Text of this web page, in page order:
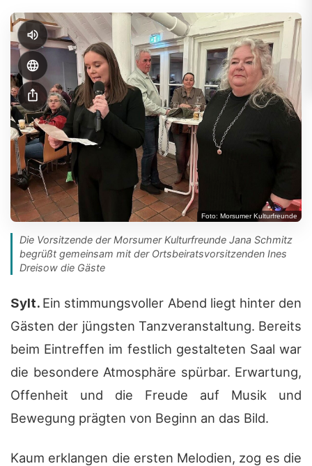
volume_up
language
ios_share
Foto: Morsumer Kulturfreunde
Die Vorsitzende der Morsumer Kulturfreunde Jana Schmitz
begrüßt gemeinsam mit der Ortsbeiratsvorsitzenden Ines
Dreisow die Gäste
Sylt. Ein stimmungsvoller Abend liegt hinter den
Gästen der jüngsten Tanzveranstaltung. Bereits
beim Eintreffen im festlich gestalteten Saal war
die besondere Atmosphäre spürbar. Erwartung,
Offenheit und die Freude auf Musik und
Bewegung prägten von Beginn an das Bild.
Kaum erklangen die ersten Melodien, zog es die